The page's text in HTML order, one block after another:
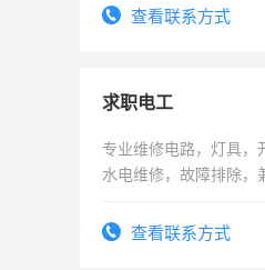
结识有识之士，共享未
查看联系方式
求职电工
专业维修电路，灯具，
水电维修，故障排除，
查看联系方式